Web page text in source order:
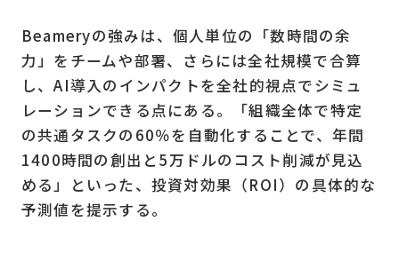
Beameryの強みは、個人単位の「数時間の余
力」をチームや部署、さらには全社規模で合算
し、AI導入のインパクトを全社的視点でシミュ
レーションできる点にある。「組織全体で特定
の共通タスクの60％を自動化することで、年間
1400時間の創出と5万ドルのコスト削減が見込
める」といった、投資対効果（ROI）の具体的な
予測値を提示する。